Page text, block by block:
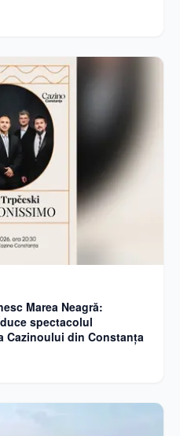
Marea Neagră:
spectacolul
Cazinoului din Constanța